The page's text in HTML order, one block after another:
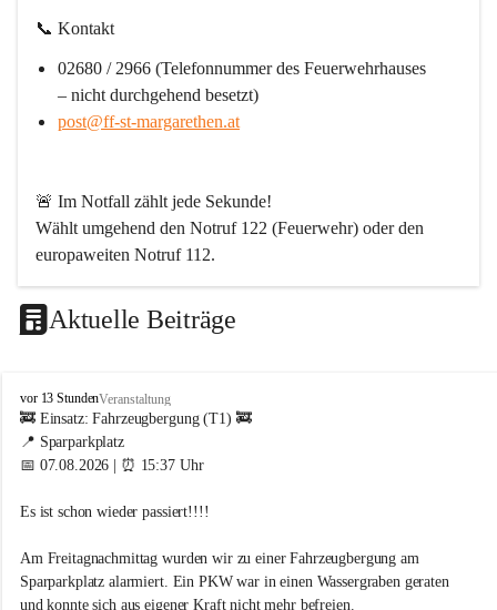
📞 Kontakt
02680 / 2966 (Telefonnummer des Feuerwehrhauses
– nicht durchgehend besetzt)
post@ff-st-margarethen.at
🚨 Im Notfall zählt jede Sekunde!
Wählt umgehend den Notruf 122 (Feuerwehr) oder den
europaweiten Notruf 112.
Werde Teil unserer Feuerwehr!
mit Sinn suchst – abwechslungsreich, spannend und aus
jeder Perspektive lehrreich – dann bist Du bei uns genau
richtig. Langeweile gibt es bei uns nicht!
dort an, wo andere erst Angebote schreiben. Dafür brauchen
wir engagierte Menschen aus allen Berufsgruppen.
Wen wir suchen
Aktuelle Beiträge
F
r
e
i
l
i
g
e
vor 13 StundenVeranstaltung
🚒 Einsatz: Fahrzeugbergung (T1) 🚒
📍 Sparparkplatz
📅 07.08.2026 | ⏰ 15:37 Uhr
Es ist schon wieder passiert!!!!
Am Freitagnachmittag wurden wir zu einer Fahrzeugbergung am
Sparparkplatz alarmiert. Ein PKW war in einen Wassergraben geraten
und konnte sich aus eigener Kraft nicht mehr befreien.